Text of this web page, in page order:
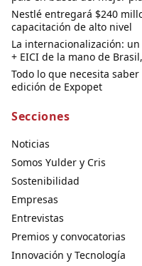
Nestlé entregará $240
capacitación de alto nivel
La internacionalización:
+ EICI de la mano de
Todo lo que necesita
edición de Expopet
Secciones
Noticias
Somos Yulder y Cris
Sostenibilidad
Empresas
Entrevistas
Premios y convocatorias
Innovación y Tecnología